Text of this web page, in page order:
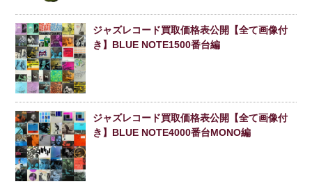
ジャズレコード買取価格表公開【全て画像付
き】BLUE NOTE1500番台編
ジャズレコード買取価格表公開【全て画像付
き】BLUE NOTE4000番台MONO編